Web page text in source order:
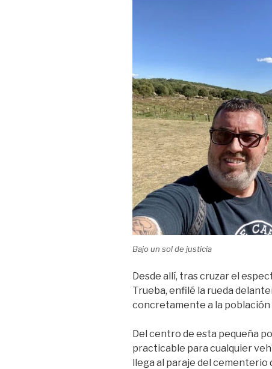
Bajo un sol de justicia
Desde allí, tras cruzar el
Trueba, enfilé la rueda
concretamente a la población
Del centro de esta pequeña
practicable para cualquier
llega al paraje del cementerio